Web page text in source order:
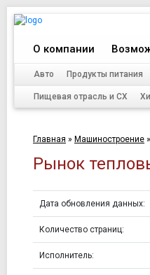
О компании
Авто Продукты питания
Пищевая отрасль и СХ
Главная » Машиностроение »
Рынок
Дата обновления данных:
Количество страниц:
Исполнитель: